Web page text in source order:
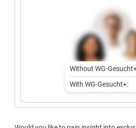
Without WG-
With WG-Gesucht+: